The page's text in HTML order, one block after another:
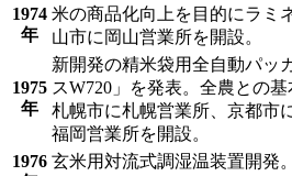
1974
年
米の商品化向上を目的にラミ
山市に岡山営業所を開設。
1975
年
新開発の精米袋用全自動パッ
スW720」を発表。全農との基
札幌市に札幌営業所、京都市
福岡営業所を開設。
1976 玄米用対流式調湿温装置開発